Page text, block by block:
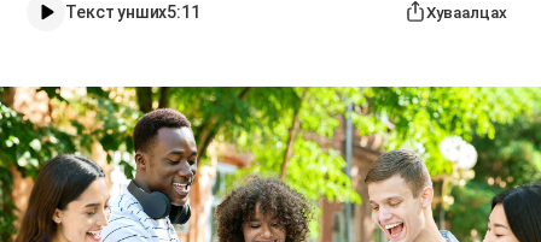
Текст унших5:11 Хуваалцах